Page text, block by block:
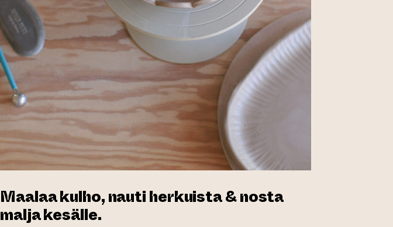
Maalaa kulho, nauti herkuista & nosta
malja kesälle.